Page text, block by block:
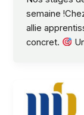
semaine
allie
concret.